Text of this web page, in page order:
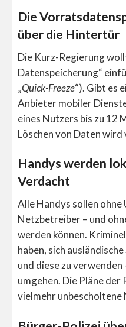
Die
über die Hintertür
Die Kurz-Regierung
Datenspeicherung“
„Quick-Freeze“). Gibt es
Anbieter mobiler
eines Nutzers bis zu 12
Löschen von Daten
Handys werden
Verdacht
Alle Handys sollen
Netzbetreiber – und
werden können.
haben, sich
und diese zu
umgehen. Die Pläne
vielmehr unbescholtene